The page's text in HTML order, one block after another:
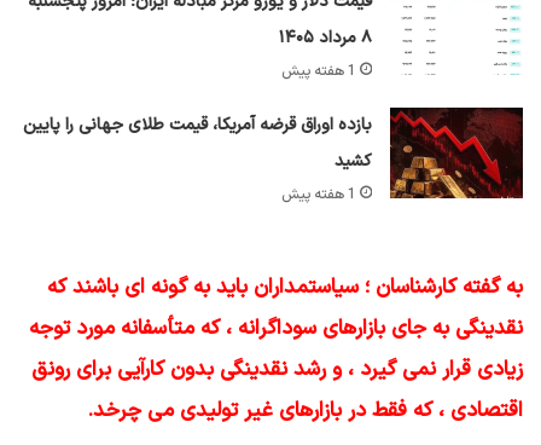
۸ مرداد ۱۴۰۵
1 هفته پیش
بازده اوراق قرضه آمریکا، قیمت طلای جهانی را پایین
کشید
1 هفته پیش
به گفته کارشناسان ؛ سیاستمداران باید به گونه ای باشند که
نقدینگی به جای بازارهای سوداگرانه ، که متأسفانه مورد توجه
زیادی قرار نمی گیرد ، و رشد نقدینگی بدون کارآیی برای رونق
اقتصادی ، که فقط در بازارهای غیر تولیدی می چرخد.